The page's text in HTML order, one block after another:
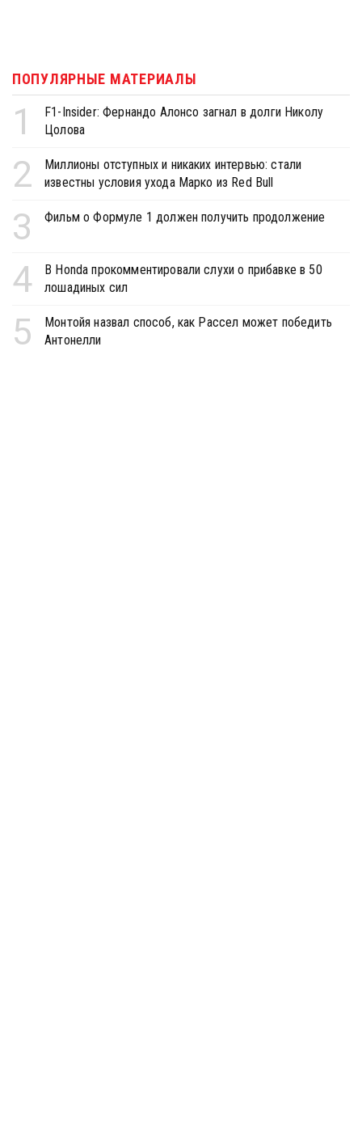
ПОПУЛЯРНЫЕ МАТЕРИАЛЫ
1
F1-Insider: Фернандо Алонсо загнал в долги Николу
Цолова
2
Миллионы отступных и никаких интервью: стали
известны условия ухода Марко из Red Bull
3 Фильм о Формуле 1 должен получить продолжение
4
В Honda прокомментировали слухи о прибавке в 50
лошадиных сил
5
Монтойя назвал способ, как Рассел может победить
Антонелли